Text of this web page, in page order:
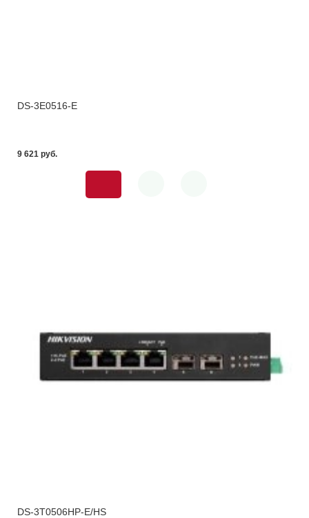
DS-3E0516-E
9 621 pуб.
DS-3T0506HP-E/HS